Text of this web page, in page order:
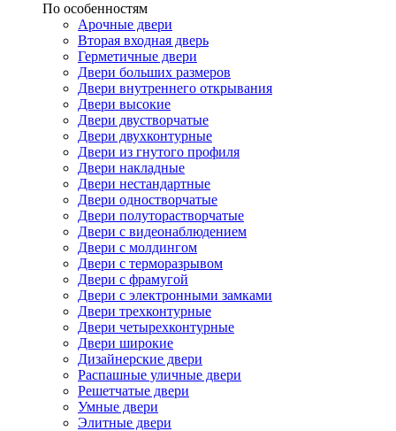
По особенностям
Арочные двери
Вторая входная дверь
Герметичные двери
Двери больших размеров
Двери внутреннего открывания
Двери высокие
Двери двустворчатые
Двери двухконтурные
Двери из гнутого профиля
Двери накладные
Двери нестандартные
Двери одностворчатые
Двери полуторастворчатые
Двери с видеонаблюдением
Двери с молдингом
Двери с терморазрывом
Двери с фрамугой
Двери с электронными замками
Двери трехконтурные
Двери четырехконтурные
Двери широкие
Дизайнерские двери
Распашные уличные двери
Решетчатые двери
Умные двери
Элитные двери